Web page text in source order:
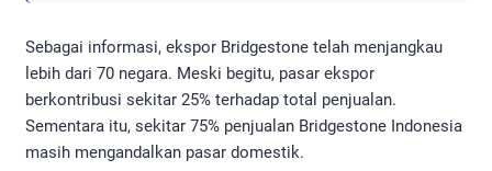
Sebagai informasi, ekspor Bridgestone telah menjangkau
lebih dari 70 negara. Meski begitu, pasar ekspor
berkontribusi sekitar 25% terhadap total penjualan.
Sementara itu, sekitar 75% penjualan Bridgestone Indonesia
masih mengandalkan pasar domestik.